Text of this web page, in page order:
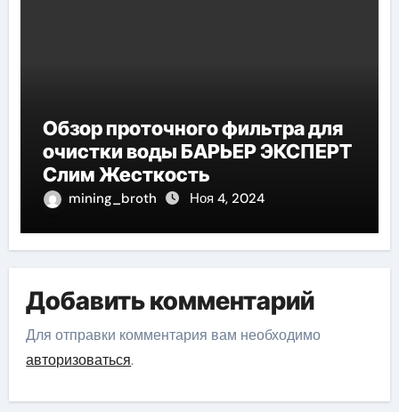
Обзор проточного фильтра для
очистки воды БАРЬЕР ЭКСПЕРТ
Слим Жесткость
mining_broth Ноя 4, 2024
Добавить комментарий
Для отправки комментария вам необходимо
авторизоваться.